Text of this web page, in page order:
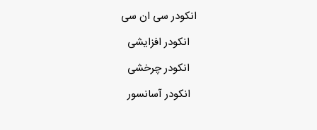
انکودر سی ان سی
انکودر افزایشی
انکودر چرخشی
انکودر آسانسور